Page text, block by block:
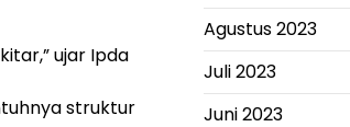
ujar Ipda
struktur
Agustus 2023
Juli 2023
Juni 2023